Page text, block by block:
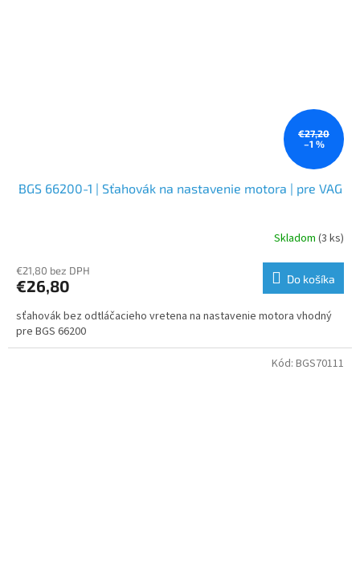
€27,20
–1 %
BGS 66200-1 | Sťahovák na nastavenie motora | pre VAG
Skladom (3 ks)
€21,80 bez DPH
€26,80 Do košíka
sťahovák bez odtláčacieho vretena na nastavenie motora vhodný
pre BGS 66200
Kód: BGS70111